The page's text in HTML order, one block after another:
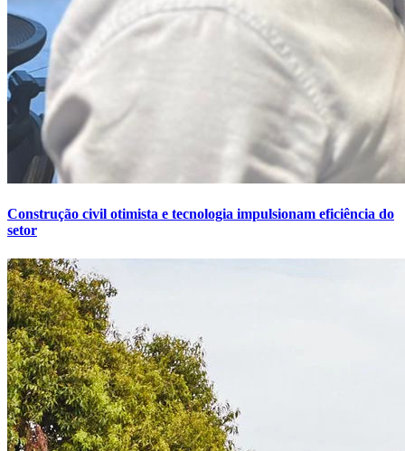
Construção civil otimista e tecnologia impulsionam eficiência do
setor